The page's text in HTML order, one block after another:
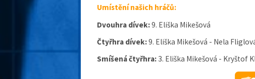
Umístění našich hráčů:
Dvouhra dívek:9. Eliška Mikešová
Čtyřhra dívek:9. Eliška Mikešová - Nela
Smíšená čtyřhra: 3. Eliška Mikešová - Kryštof